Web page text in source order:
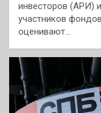
инвесторов (АРИ)
участников
оценивают…